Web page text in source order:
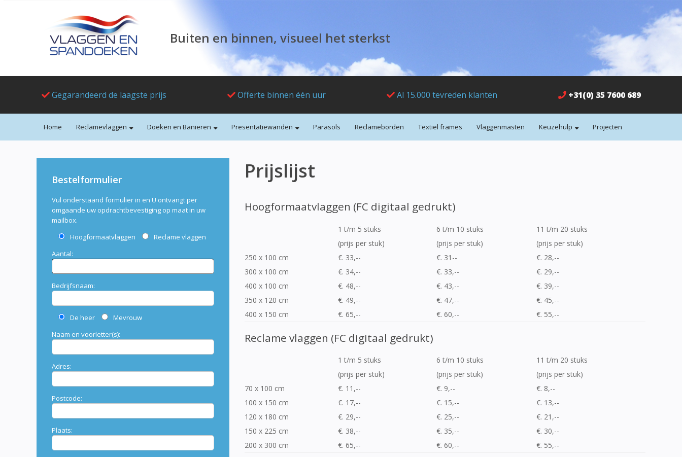
Buiten en binnen, visueel het sterkst
Gegarandeerd de laagste prijs Offerte binnen één uur Al 15.000 tevreden klanten +31(0) 35 7600 689
Home Reclamevlaggen Doeken en Banieren Presentatiewanden Parasols Reclameborden Textiel frames Vlaggenmasten Keuzehulp Projecten
Bestelformulier
Vul onderstaand formulier in en U ontvangt per
omgaande uw opdrachtbevestiging op maat in uw
mailbox.
Hoogformaatvlaggen
Reclame vlaggen
Aantal:
Bedrijfsnaam:
De heer
Mevrouw
Naam en voorletter(s):
Adres:
Postcode:
Plaats:
Prijslijst
Hoogformaatvlaggen (FC digitaal gedrukt)
1 t/m 5 stuks
(prijs per stuk)
6 t/m 10 stuks
(prijs per stuk)
11 t/m 20 stuks
(prijs per stuk)
250 x 100 cm
€. 33,-- €. 31--
€. 28,--
300 x 100 cm
€. 34,-- €. 33,--
€. 29,--
400 x 100 cm
€. 48,-- €. 43,--
€. 39,--
350 x 120 cm
€. 49,-- €. 47,--
€. 45,--
400 x 150 cm
€. 65,-- €. 60,-- €. 55,--
Reclame vlaggen (FC digitaal gedrukt)
1 t/m 5 stuks
(prijs per stuk)
6 t/m 10 stuks
(prijs per stuk)
11 t/m 20 stuks
(prijs per stuk)
70 x 100 cm
€. 11,-- €. 9,--
€. 8,--
100 x 150 cm
€. 17,-- €. 15,--
€. 13,--
120 x 180 cm
€. 29,-- €. 25,--
€. 21,--
150 x 225 cm
€. 38,-- €. 35,--
€. 30,--
200 x 300 cm
€. 65,-- €. 60,-- €. 55,--